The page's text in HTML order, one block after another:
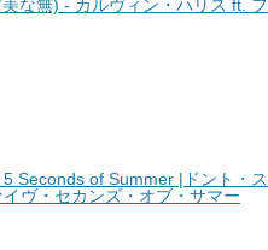
な無) - カルヴィン・ハリス ft. フ
5 Seconds of Summer |ドント・ス
ヴ・セカンズ・オブ・サマー